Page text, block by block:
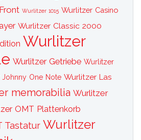
Wurlitzer 1015 Wurlitzer Casino
Wurlitzer Classic 2000
Wurlitzer
Wurlitzer Getriebe Wurlitzer
One Note Wurlitzer Las
memorabilia Wurlitzer
OMT Plattenkorb
Tastatur Wurlitzer